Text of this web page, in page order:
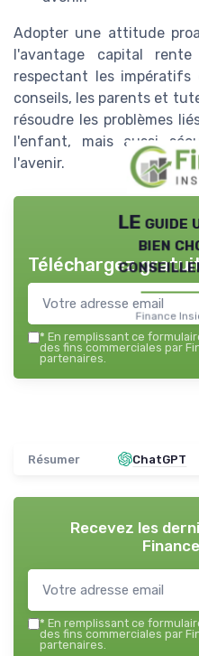
Adopter une attitude
l'avantage capital
respectant les
conseils, les parents et
résoudre les problèmes
l'enfant, mais aussi
l'avenir.
LE guide
bien
Finance
Téléchargez
* En remplissant ce
des fins commerciales par
partenaires.
Résumer ChatGPT
Recevez les
* En remplissant ce
des fins commerciales par
partenaires.